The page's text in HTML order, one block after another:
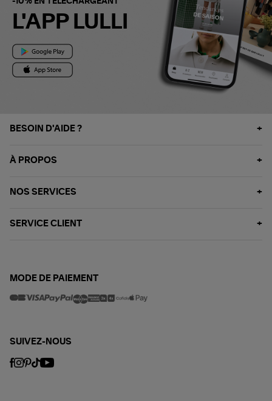
-10% EN TÉLÉCHARGEANT
L'APP LULLI
BESOIN D'AIDE ?
À PROPOS
NOS SERVICES
SERVICE CLIENT
MODE DE PAIEMENT
SUIVEZ-NOUS